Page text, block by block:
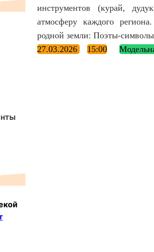
инструментов (курай,
атмосферу каждого
родной земли: Поэты-
27.03.2026
15:00